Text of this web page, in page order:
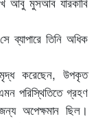
ব্যাপারে তিনি অধিক
করেছেন, উপকৃত
পরিস্থিতিতে গ্রহণ
অপেক্ষমান ছিল।